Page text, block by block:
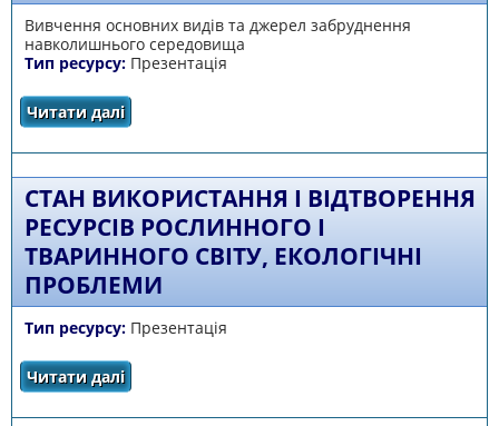
Вивчення основних видів та джерел забруднення
навколишнього середовища
Тип ресурсу: Презентація
Читати далі
СТАН ВИКОРИСТАННЯ І ВІДТВОРЕННЯ
РЕСУРСІВ РОСЛИННОГО І
ТВАРИННОГО СВІТУ, ЕКОЛОГІЧНІ
ПРОБЛЕМИ
Тип ресурсу: Презентація
Читати далі
екологічні проблеми